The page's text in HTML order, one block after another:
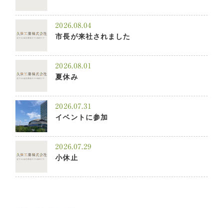
2026.08.04
市長が来社されました
2026.08.01
夏休み
2026.07.31
イベントに参加
2026.07.29
小休止